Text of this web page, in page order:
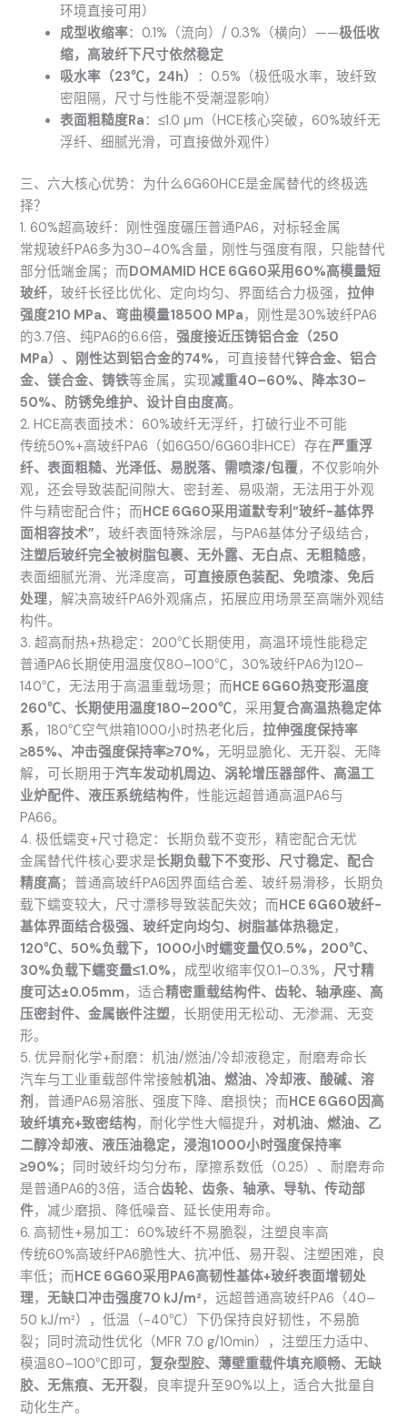
环境直接可用）
成型收缩率：0.1%（流向）/ 0.3%（横向）——极低收
缩，高玻纤下尺寸依然稳定
吸水率（23℃，24h） ：0.5%（极低吸水率，玻纤致
密阻隔，尺寸与性能不受潮湿影响）
表面粗糙度Ra：≤1.0 μm（HCE核心突破，60%玻纤无
浮纤、细腻光滑，可直接做外观件）
三、六大核心优势：为什么6G60HCE是金属替代的终极选
择？
1. 60%超高玻纤：刚性强度碾压普通PA6，对标轻金属
常规玻纤PA6多为30–40%含量，刚性与强度有限，只能替代
部分低端金属；而DOMAMID HCE 6G60采用60%高模量短
玻纤，玻纤长径比优化、定向均匀、界面结合力极强，拉伸
强度210 MPa、弯曲模量18500 MPa，刚性是30%玻纤PA6
的3.7倍、纯PA6的6.6倍，强度接近压铸铝合金（250
MPa）、刚性达到铝合金的74%，可直接替代锌合金、铝合
金、镁合金、铸铁等金属，实现减重40–60%、降本30–
50%、防锈免维护、设计自由度高。
2. HCE高表面技术：60%玻纤无浮纤，打破行业不可能
传统50%+高玻纤PA6（如6G50/6G60非HCE）存在严重浮
纤、表面粗糙、光泽低、易脱落、需喷漆/包覆，不仅影响外
观，还会导致装配间隙大、密封差、易吸潮，无法用于外观
件与精密配合件；而HCE 6G60采用道默专利“玻纤-基体界
面相容技术”，玻纤表面特殊涂层，与PA6基体分子级结合，
注塑后玻纤完全被树脂包裹、无外露、无白点、无粗糙感，
表面细腻光滑、光泽度高， 可直接原色装配、免喷漆、免后
处理，解决高玻纤PA6外观痛点，拓展应用场景至高端外观结
构件。
3. 超高耐热+热稳定：200℃长期使用，高温环境性能稳定
普通PA6长期使用温度仅80–100℃，30%玻纤PA6为120–
140℃，无法用于高温重载场景；而HCE 6G60热变形温度
260℃、长期使用温度180–200℃，采用复合高温热稳定体
系，180℃空气烘箱1000小时热老化后，拉伸强度保持率
≥85%、冲击强度保持率≥70%，无明显脆化、无开裂、无降
解，可长期用于汽车发动机周边、涡轮增压器部件、高温工
业炉配件、液压系统结构件，性能远超普通高温PA6与
PA66。
4. 极低蠕变+尺寸稳定：长期负载不变形，精密配合无忧
金属替代件核心要求是长期负载下不变形、尺寸稳定、配合
精度高；普通高玻纤PA6因界面结合差、玻纤易滑移，长期负
载下蠕变较大，尺寸漂移导致装配失效；而HCE 6G60玻纤-
基体界面结合极强、玻纤定向均匀、树脂基体热稳定，
120℃、50%负载下，1000小时蠕变量仅0.5%，200℃、
30%负载下蠕变量≤1.0%，成型收缩率仅0.1–0.3%，尺寸精
度可达±0.05mm，适合精密重载结构件、齿轮、轴承座、高
压密封件、金属嵌件注塑，长期使用无松动、无渗漏、无变
形。
5. 优异耐化学+耐磨：机油/燃油/冷却液稳定，耐磨寿命长
汽车与工业重载部件常接触机油、燃油、冷却液、酸碱、溶
剂 ，普通PA6易溶胀、强度下降、磨损快；而HCE 6G60因高
玻纤填充+致密结构，耐化学性大幅提升，对机油、燃油、乙
二醇冷却液、液压油稳定，浸泡1000小时强度保持率
≥90%；同时玻纤均匀分布，摩擦系数低（0.25）、耐磨寿命
是普通PA6的3倍，适合齿轮、齿条、轴承、导轨、传动部
件，减少磨损、降低噪音、延长使用寿命。
6. 高韧性+易加工：60%玻纤不易脆裂，注塑良率高
传统60%高玻纤PA6脆性大、抗冲低、易开裂、注塑困难，良
率低；而HCE 6G60采用PA6高韧性基体+玻纤表面增韧处
理，无缺口冲击强度70 kJ/m²，远超普通高玻纤PA6（40–
50 kJ/m²），低温（-40℃）下仍保持良好韧性，不易脆
裂；同时流动性优化（MFR 7.0 g/10min），注塑压力适中、
模温80–100℃即可，复杂型腔、薄壁重载件填充顺畅、无缺
胶、无焦痕、无开裂，良率提升至90%以上，适合大批量自
动化生产。